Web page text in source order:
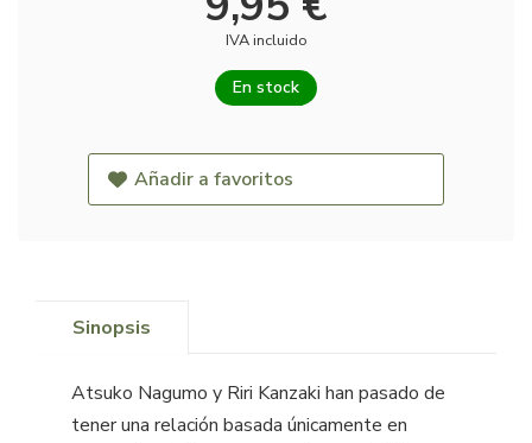
IVA incluido
En stock
Añadir a favoritos
Sinopsis
Atsuko Nagumo y Riri Kanzaki han pasado de
tener una relación basada únicamente en